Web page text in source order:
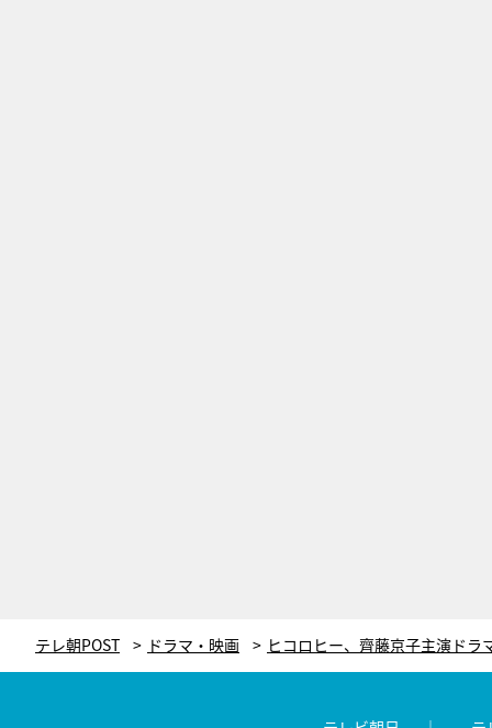
テレ朝POST ドラマ・映画